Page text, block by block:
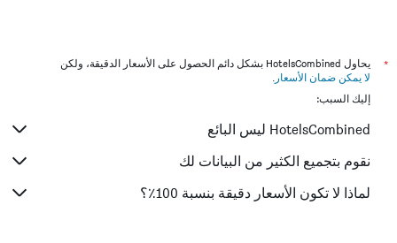
*
يحاول HotelsCombined بشكل دائم الحصول على الأسعار الدقيقة، ولكن
لا يمكن ضمان الأسعار .
إليك السبب:
HotelsCombined ليس البائع
نقوم بتجميع الكثير من البيانات لك
لماذا لا تكون الأسعار دقيقة بنسبة 100٪؟